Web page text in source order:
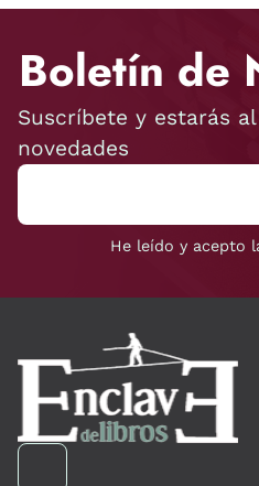
Boletín de
Suscríbete y estarás
novedades
He leído y acepto